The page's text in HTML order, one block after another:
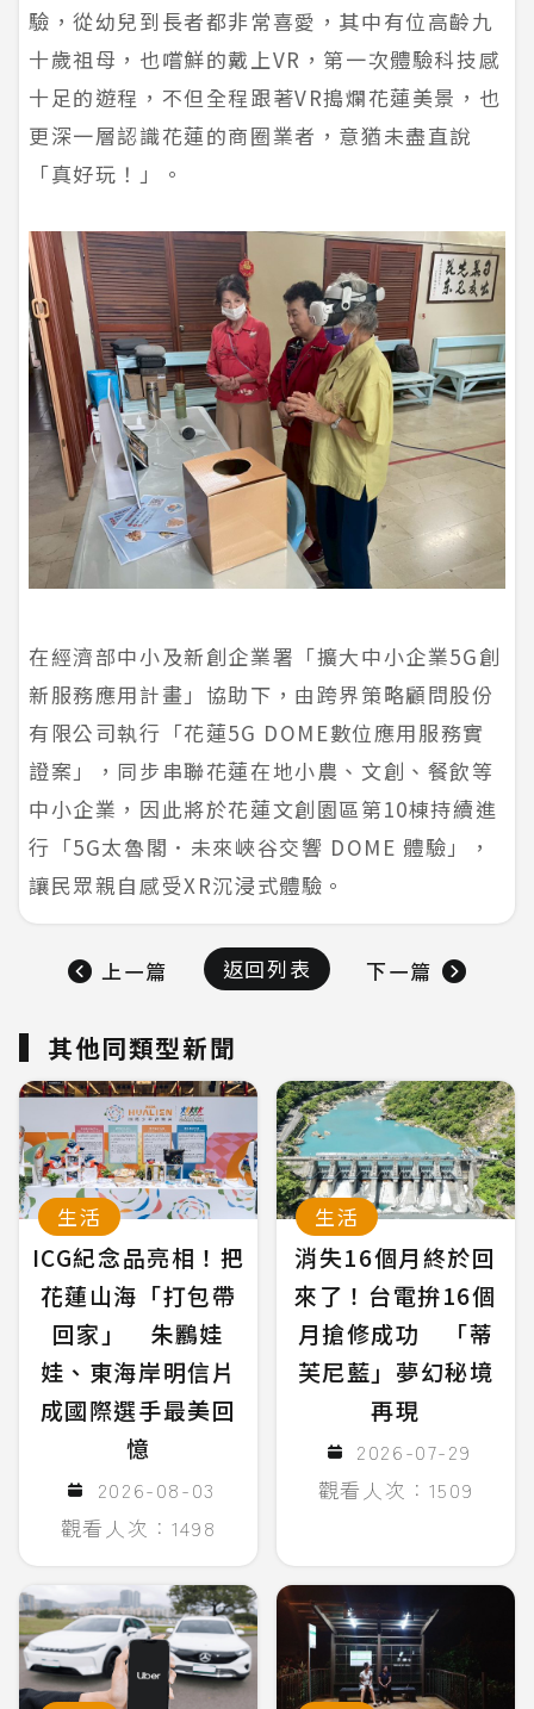
驗，從幼兒到長者都非常喜愛，其中有位高齡九
十歲祖母，也嚐鮮的戴上VR，第一次體驗科技感
十足的遊程，不但全程跟著VR搗爛花蓮美景，也
更深一層認識花蓮的商圈業者，意猶未盡直說
「真好玩！」。
在經濟部中小及新創企業署「擴大中小企業5G創
新服務應用計畫」協助下，由跨界策略顧問股份
有限公司執行「花蓮5G DOME數位應用服務實
證案」，同步串聯花蓮在地小農、文創、餐飲等
中小企業，因此將於花蓮文創園區第10棟持續進
行「5G太魯閣．未來峽谷交響 DOME 體驗」，
讓民眾親自感受XR沉浸式體驗。
上一篇 返回列表 下一篇
其他同類型新聞
生活
ICG紀念品亮相！把
花蓮山海「打包帶
回家」 朱鸝娃
娃、東海岸明信片
成國際選手最美回
憶
2026-08-03
觀看人次：1498
生活
消失16個月終於回
來了！台電拚16個
月搶修成功 「蒂
芙尼藍」夢幻秘境
再現
2026-07-29
觀看人次：1509